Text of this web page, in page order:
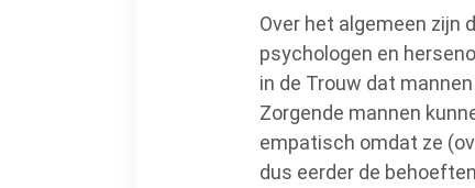
Over het algemeen zijn
psychologen en
in de Trouw dat
Zorgende mannen
empatisch omdat ze
dus eerder de